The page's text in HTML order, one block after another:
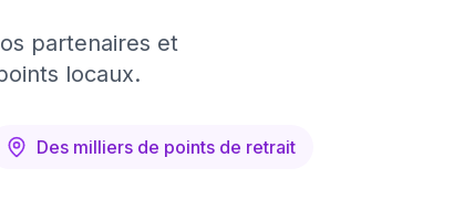
partenaires et
locaux.
Des milliers de points de retrait